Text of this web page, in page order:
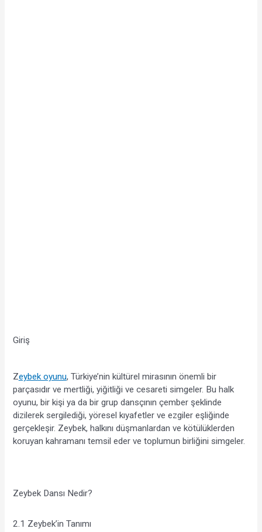
Giriş
Zeybek oyunu, Türkiye’nin kültürel mirasının önemli bir
parçasıdır ve mertliği, yiğitliği ve cesareti simgeler. Bu halk
oyunu, bir kişi ya da bir grup dansçının çember şeklinde
dizilerek sergilediği, yöresel kıyafetler ve ezgiler eşliğinde
gerçekleşir. Zeybek, halkını düşmanlardan ve kötülüklerden
koruyan kahramanı temsil eder ve toplumun birliğini simgeler.
Zeybek Dansı Nedir?
2.1 Zeybek’in Tanımı